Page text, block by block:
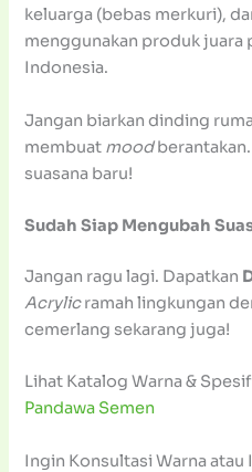
keluarga (bebas merkuri),
menggunakan produk juara
Indonesia.
Jangan biarkan dinding
membuat mood
suasana baru!
Sudah Siap Mengubah
Jangan ragu lagi. Dapatkan
Acrylicramah lingkungan
cemerlang sekarang juga!
Lihat Katalog Warna &
Pandawa Semen
Ingin Konsultasi Warna atau